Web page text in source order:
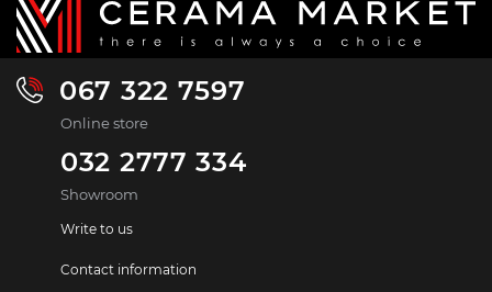
067 322 7597
Online store
032 2777 334
Showroom
Write to us
Contact information